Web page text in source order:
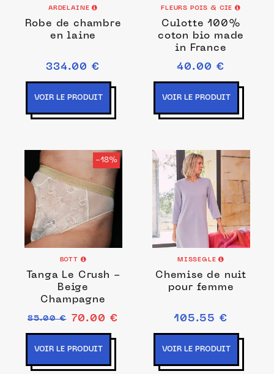
ARDELAINE
Robe de chambre
en laine
334.00 €
VOIR LE PRODUIT
FLEURS POIS & CIE
Culotte 100%
coton bio made
in France
40.00 €
VOIR LE PRODUIT
-18%
BOTT
Tanga Le Crush -
Beige
Champagne
85.00 € 70.00 €
VOIR LE PRODUIT
MISSEGLE
Chemise de nuit
pour femme
105.55 €
VOIR LE PRODUIT